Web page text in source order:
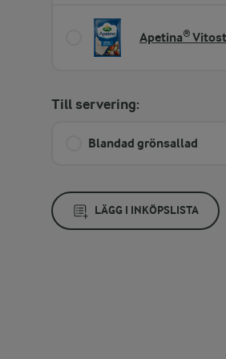
Apetina®
Till servering:
Blandad grönsallad
LÄGG I INKÖPSLISTA